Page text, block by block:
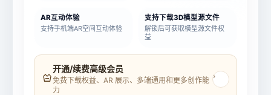
模型名称
AR互动体验
支持手机端AR空间互动体验
支持下载3D模型源文件
解锁后可获取模型源文件权
益
开通/续费高级会员
免费下载权益、AR 展示、多端通用和更多创作能
力
›